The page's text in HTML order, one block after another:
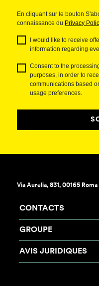
En cliquant sur le bouton
connaissance du Privacy
I would like to receive
information regarding
Consent to the
purposes, in order to
communications based
usage preferences.
Via Aurelia, 831, 00165
CONTACTS
GROUPE
AVIS JURIDIQUES